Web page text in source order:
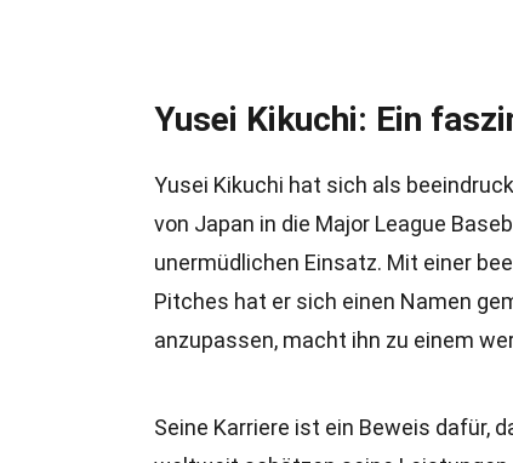
Yusei Kikuchi: Ein
Yusei Kikuchi hat sich als
von Japan in die Major League
unermüdlichen Einsatz. Mit einer
Pitches hat er sich einen Namen
anzupassen, macht ihn zu einem
Seine Karriere ist ein Beweis dafür,